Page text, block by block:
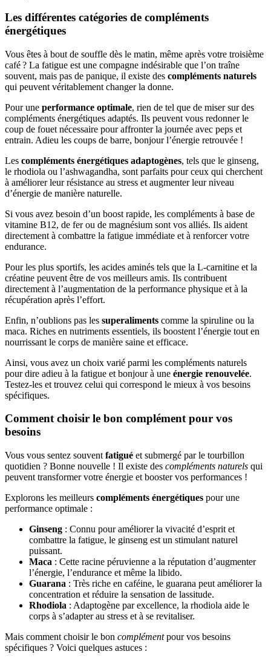
Les différentes catégories de compléments
énergétiques
Vous êtes à bout de souffle dès le matin, même après votre troisième
café ? La fatigue est une compagne indésirable que l’on traîne
souvent, mais pas de panique, il existe des compléments naturels
qui peuvent véritablement changer la donne.
Pour une performance optimale, rien de tel que de miser sur des
compléments énergétiques adaptés. Ils peuvent vous redonner le
coup de fouet nécessaire pour affronter la journée avec peps et
entrain. Adieu les coups de barre, bonjour l’énergie retrouvée !
Les compléments énergétiques adaptogènes, tels que le ginseng,
le rhodiola ou l’ashwagandha, sont parfaits pour ceux qui cherchent
à améliorer leur résistance au stress et augmenter leur niveau
d’énergie de manière naturelle.
Si vous avez besoin d’un boost rapide, les compléments à base de
vitamine B12, de fer ou de magnésium sont vos alliés. Ils aident
directement à combattre la fatigue immédiate et à renforcer votre
endurance.
Pour les plus sportifs, les acides aminés tels que la L-carnitine et la
créatine peuvent être de vos meilleurs amis. Ils contribuent
directement à l’augmentation de la performance physique et à la
récupération après l’effort.
Enfin, n’oublions pas les superaliments comme la spiruline ou la
maca. Riches en nutriments essentiels, ils boostent l’énergie tout en
nourrissant le corps de manière saine et efficace.
Ainsi, vous avez un choix varié parmi les compléments naturels
pour dire adieu à la fatigue et bonjour à une énergie renouvelée.
Testez-les et trouvez celui qui correspond le mieux à vos besoins
spécifiques.
Comment choisir le bon complément pour vos
besoins
Vous vous sentez souvent fatigué et submergé par le tourbillon
quotidien ? Bonne nouvelle ! Il existe des compléments naturels qui
peuvent transformer votre énergie et booster vos performances !
Explorons les meilleurs compléments énergétiques pour une
performance optimale :
Ginseng : Connu pour améliorer la vivacité d’esprit et
combattre la fatigue, le ginseng est un stimulant naturel
puissant.
Maca : Cette racine péruvienne a la réputation d’augmenter
l’énergie, l’endurance et même la libido.
Guarana : Très riche en caféine, le guarana peut améliorer la
concentration et réduire la sensation de lassitude.
Rhodiola : Adaptogène par excellence, la rhodiola aide le
corps à s’adapter au stress et à se revitaliser.
Mais comment choisir le bon complémentpour vos besoins
spécifiques ? Voici quelques astuces :